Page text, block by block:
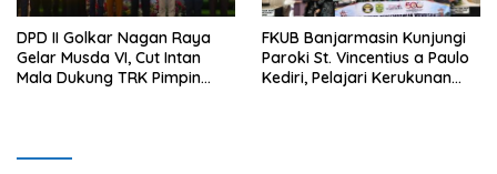
DPD II Golkar Nagan Raya
Gelar Musda VI, Cut Intan
Mala Dukung TRK Pimpin
FKUB Banjarmasin Kunjungi
Paroki St. Vincentius a Paulo
Kediri, Pelajari Kerukunan